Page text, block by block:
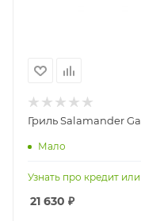
Гриль Salamander
Мало
Узнать про кредит
21 630 ₽